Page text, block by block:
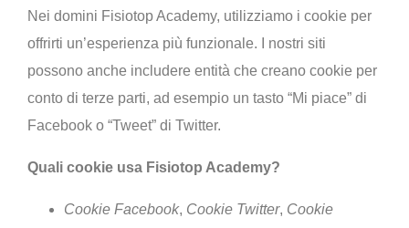
Nei domini Fisiotop Academy, utilizziamo i cookie per
offrirti un’esperienza più funzionale. I nostri siti
possono anche includere entità che creano cookie per
conto di terze parti, ad esempio un tasto “Mi piace” di
Facebook o “Tweet” di Twitter.
Quali cookie usa Fisiotop Academy?
Cookie Facebook, Cookie Twitter, Cookie